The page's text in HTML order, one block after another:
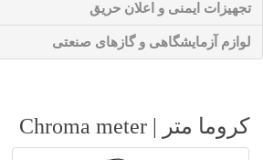
تجهیزات ایمنی و اعلان حریق
لوازم آزمایشگاهی و گازهای صنعتی
کروما متر | Chroma meter